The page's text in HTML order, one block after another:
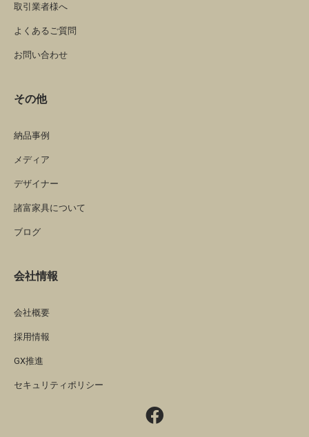
取引業者様へ
よくあるご質問
お問い合わせ
その他
納品事例
メディア
デザイナー
諸富家具について
ブログ
会社情報
会社概要
採用情報
GX推進
セキュリティポリシー